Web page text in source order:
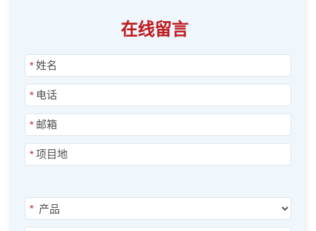
在线留言
*
*
*
*
*